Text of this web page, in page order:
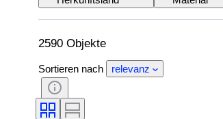
Angegebene Größe
2590 Objekte
Sortieren nach relevanz